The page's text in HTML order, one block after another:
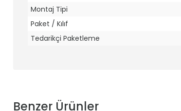
Montaj Tipi
Paket / Kılıf
Tedarikçi Paketleme
Benzer Ürünler